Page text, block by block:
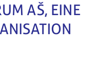
AŠ, EINE